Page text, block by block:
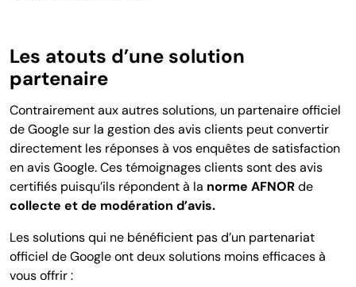
Les atouts d’une solution
partenaire
Contrairement aux autres solutions, un partenaire officiel
de Google sur la gestion des avis clients peut convertir
directement les réponses à vos enquêtes de satisfaction
en avis Google. Ces témoignages clients sont des avis
certifiés puisqu’ils répondent à la norme AFNORde
collecte et de modération d’avis.
Les solutions qui ne bénéficient pas d’un partenariat
officiel de Google ont deux solutions moins efficaces à
vous offrir :